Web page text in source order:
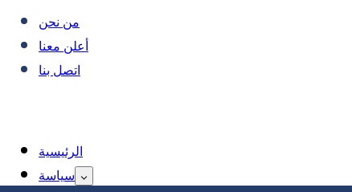
من نحن
أعلن معنا
اتصل بنا
الرئيسية
سياسة